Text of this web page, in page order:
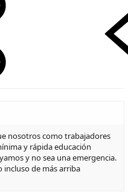
nosotros como trabajadores
y rápida educación
y no sea una emergencia.
incluso de más arriba